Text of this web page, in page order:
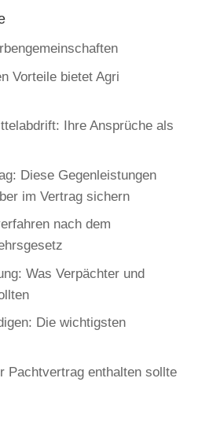
Vorteile bietet Agri
Ihre Ansprüche als
Diese Gegenleistungen
im Vertrag sichern
nach dem
Was Verpächter und
Die wichtigsten
Pachtvertrag enthalten sollte